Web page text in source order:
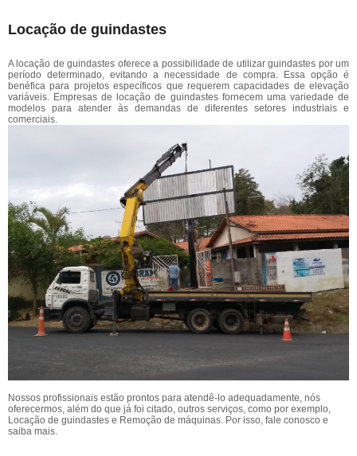
Locação de guindastes
A locação de guindastes oferece a possibilidade de utilizar guindastes por um
período determinado, evitando a necessidade de compra. Essa opção é
benéfica para projetos específicos que requerem capacidades de elevação
variáveis. Empresas de locação de guindastes fornecem uma variedade de
modelos para atender às demandas de diferentes setores industriais e
comerciais.
Nossos profissionais estão prontos para atendê-lo adequadamente, nós
oferecermos, além do que já foi citado, outros serviços, como por exemplo,
Locação de guindastes e Remoção de máquinas. Por isso, fale conosco e
saiba mais.